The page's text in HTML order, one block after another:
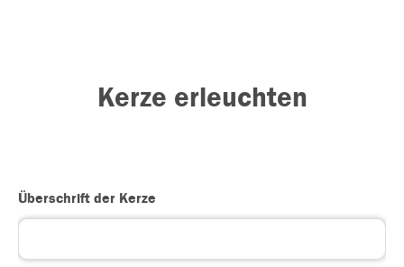
Kerze erleuchten
Überschrift der Kerze